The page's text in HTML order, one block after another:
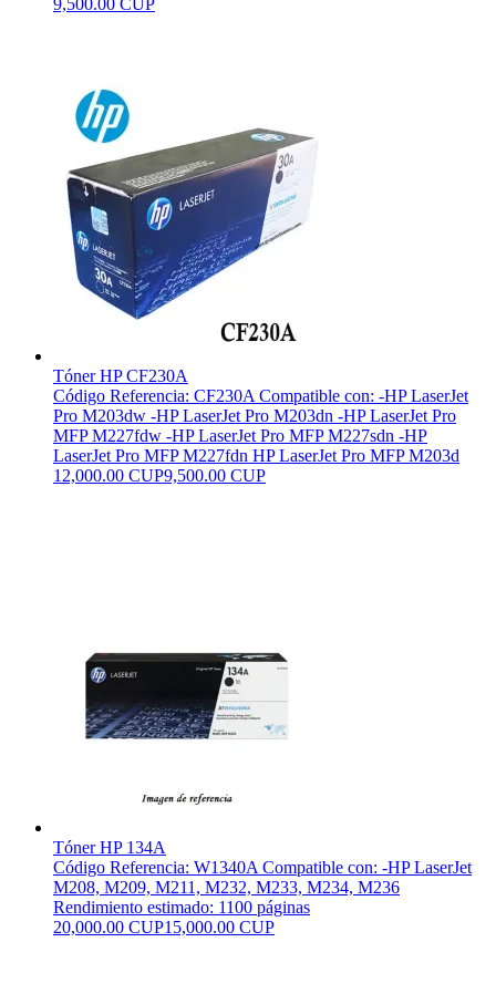
Tóner HP CF230A
Código Referencia: CF230A Compatible con: -HP LaserJet
Pro M203dw -HP LaserJet Pro M203dn -HP LaserJet Pro
MFP M227fdw -HP LaserJet Pro MFP M227sdn -HP
LaserJet Pro MFP M227fdn HP LaserJet Pro MFP M203d
12,000.00 CUP9,500.00 CUP
Tóner HP 134A
Código Referencia: W1340A Compatible con: -HP LaserJet
M208, M209, M211, M232, M233, M234, M236
Rendimiento estimado: 1100 páginas
20,000.00 CUP15,000.00 CUP